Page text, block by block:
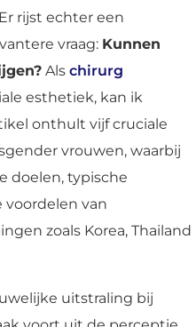
rijst echter een
vraag: Kunnen
Als chirurg
esthetiek, kan ik
onthult vijf cruciale
vrouwen, waarbij
doelen, typische
voordelen van
zoals Korea, Thailand
uitstraling bij